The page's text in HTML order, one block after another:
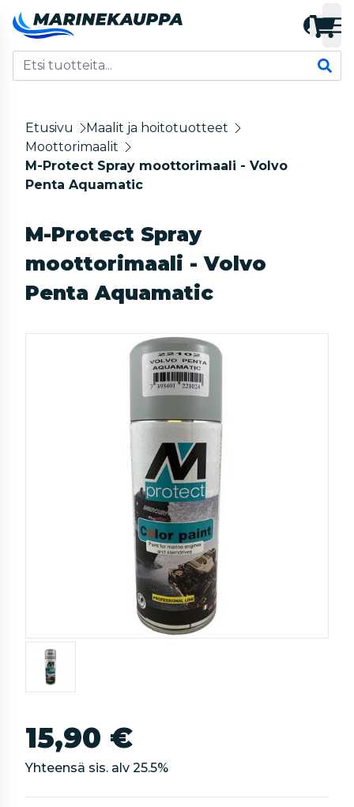
Etusivu
Maalit ja hoitotuotteet
Moottorimaalit
M-Protect Spray moottorimaali - Volvo
Penta Aquamatic
M-Protect Spray
moottorimaali - Volvo
Penta Aquamatic
15,90 €
Yhteensä sis. alv 25.5%